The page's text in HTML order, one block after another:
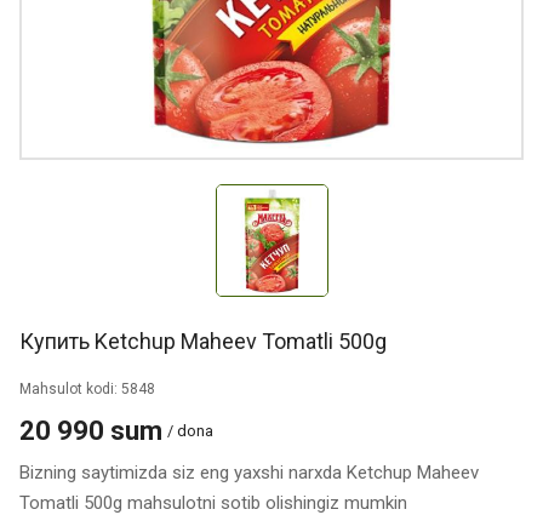
Купить Ketchup Maheev Tomatli 500g
Mahsulot kodi: 5848
20 990 sum / dona
Bizning saytimizda siz eng yaxshi narxda Ketchup Maheev
Tomatli 500g mahsulotni sotib olishingiz mumkin